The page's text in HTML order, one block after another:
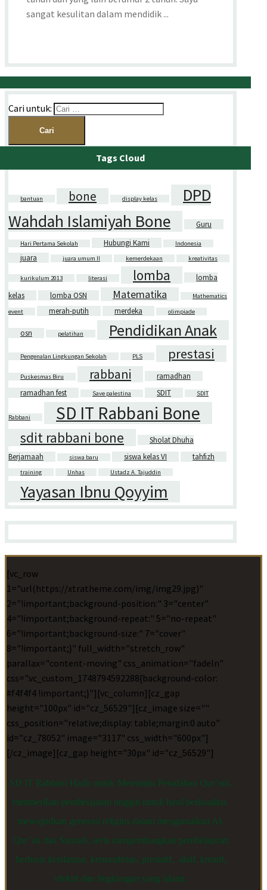
sangat kesulitan dalam mendidik ...
Cari untuk:
Tags Cloud
bantuan bone display kelas
DPD
Wahdah Islamiyah Bone
Guru
Hari Pertama Sekolah Hubungi Kami Indonesia
juara juara umum II kemerdekaan kreativitas
kurikulum 2013 literasi lomba
lomba
kelas
lomba OSN Matematika
Mathematics
event
merah-putih merdeka olimpiade
osn pelatihan Pendidikan Anak
Pengenalan Lingkungan Sekolah PLS prestasi
Puskesmas Biru rabbani
ramadhan
ramadhan fest
Save palestina SDIT SDIT
Rabbani SD IT Rabbani Bone
sdit rabbani bone
Sholat Dhuha
Berjamaah
siswa baru siswa kelas VI tahfizh
training Unhas Ustadz A. Tajuddin
Yayasan Ibnu Qoyyim
[vc_row
1="url(https://xtratheme.com/img/img29.jpg)"
2="!important;background-position:" 3="center"
4="!important;background-repeat:" 5="no-repeat"
6="!important;background-size:" 7="cover"
8="!important;}" full_width="stretch_row"
parallax="content-moving" css_animation="fadeIn"
css=".vc_custom_1748794592288{background-color:
#f4f4f4 !important;}"][vc_column][cz_gap
height="100px" id="cz_56529"][cz_image size=""
css_position="relative;display: table;margin:0 auto"
id="cz_78052" image="3117" css_width="600px"]
[/cz_image][cz_gap height="30px" id="cz_56529"]
SD IT Rabbani Hadir untuk Memandu Peradaban Qur’ani,
memberikan pembelajaran unggul untuk hasil berkualitas,
mewujudkan generasi religius dalam mengamalkan Al-
Qur’an dan Sunnah, serta mengembangkan pembelajaran
berbasis keislaman, kemandirian, prestatif, aktif, kreatif,
efektif dan lingkungan yang islami.